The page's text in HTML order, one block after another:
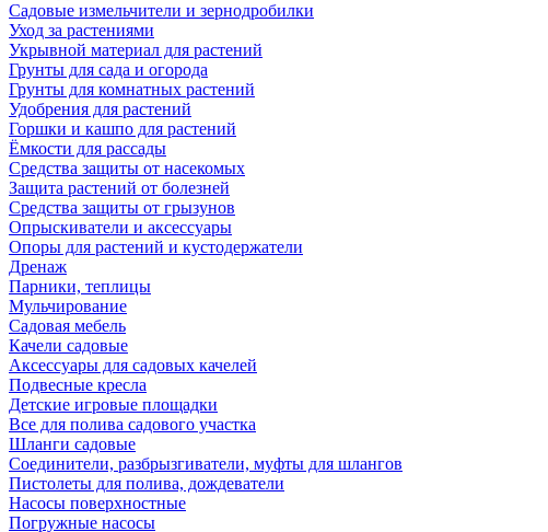
Садовые измельчители и зернодробилки
Уход за растениями
Укрывной материал для растений
Грунты для сада и огорода
Грунты для комнатных растений
Удобрения для растений
Горшки и кашпо для растений
Ёмкости для рассады
Средства защиты от насекомых
Защита растений от болезней
Средства защиты от грызунов
Опрыскиватели и аксессуары
Опоры для растений и кустодержатели
Дренаж
Парники, теплицы
Мульчирование
Садовая мебель
Качели садовые
Аксессуары для садовых качелей
Подвесные кресла
Детские игровые площадки
Все для полива садового участка
Шланги садовые
Соединители, разбрызгиватели, муфты для шлангов
Пистолеты для полива, дождеватели
Насосы поверхностные
Погружные насосы